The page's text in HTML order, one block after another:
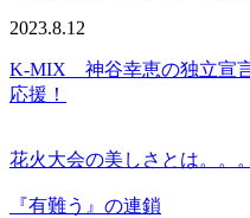
2023.8.12
K-MIX 神谷幸恵の独立宣
応援！
花火大会の美しさとは。。。
『有難う』の連鎖